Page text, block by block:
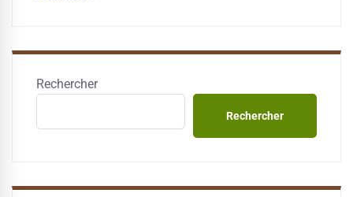
Rechercher
Rechercher